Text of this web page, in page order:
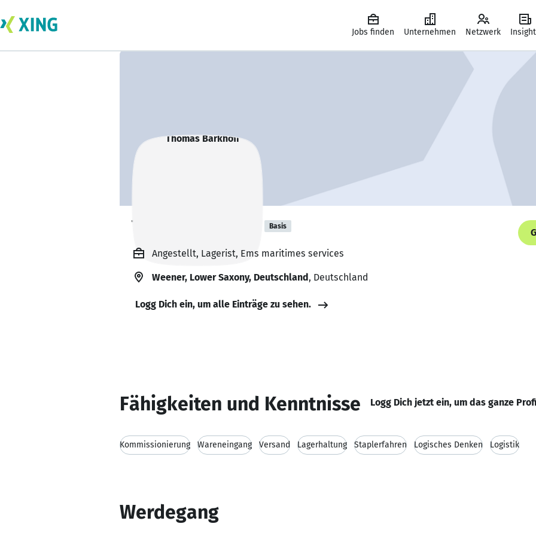
Jobs finden Unternehmen Netzwerk
Thomas Barkhoff Basis
Angestellt, Lagerist, Ems maritimes services
Weener, Lower Saxony, Deutschland, Deutschland
Logg Dich ein, um alle Einträge zu sehen.
Fähigkeiten und Kenntnisse Logg Dich jetzt ein, um das ganze
Kommissionierung Wareneingang Versand Lagerhaltung Staplerfahren Logisches Denken Logistik
Werdegang